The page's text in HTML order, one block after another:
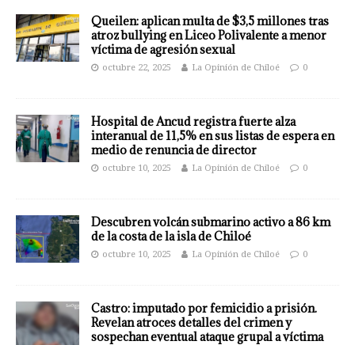
Queilen: aplican multa de $3,5 millones tras
atroz bullying en Liceo Polivalente a menor
víctima de agresión sexual
octubre 22, 2025 La Opinión de Chiloé 0
Hospital de Ancud registra fuerte alza
interanual de 11,5% en sus listas de espera en
medio de renuncia de director
octubre 10, 2025 La Opinión de Chiloé 0
Descubren volcán submarino activo a 86 km
de la costa de la isla de Chiloé
octubre 10, 2025 La Opinión de Chiloé 0
Castro: imputado por femicidio a prisión.
Revelan atroces detalles del crimen y
sospechan eventual ataque grupal a víctima